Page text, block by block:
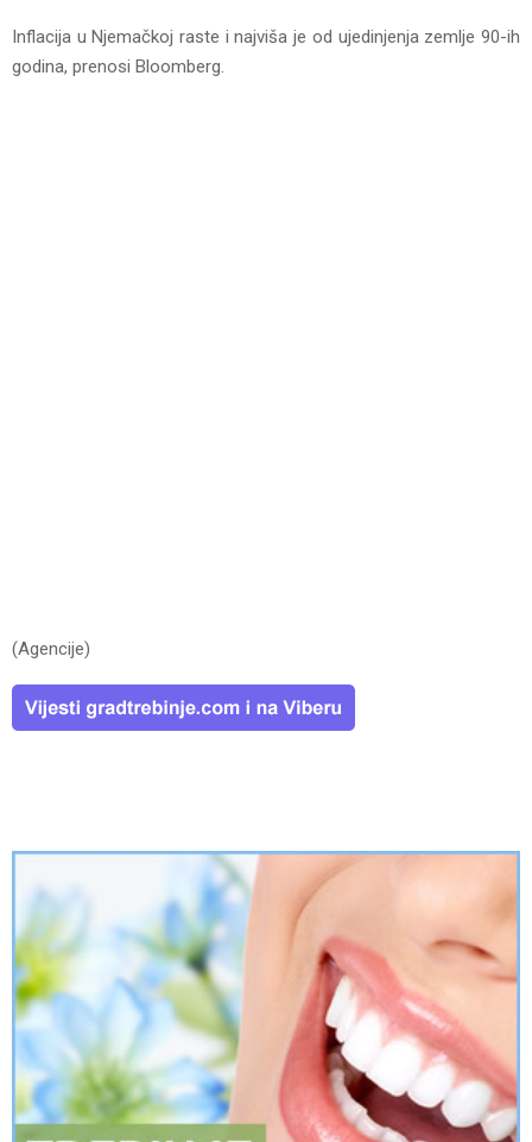
Inflacija u Njemačkoj raste i najviša je od ujedinjenja zemlje 90-ih
godina, prenosi Bloomberg.
(Agencije)